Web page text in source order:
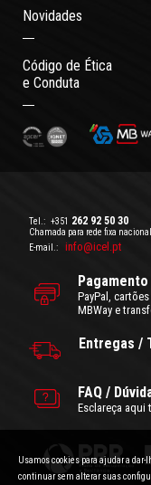
Novidades
Código de Ética
e Conduta
Tel.: +351 262 92 50 30
Chamada para rede fixa nacional
E-mail.:
info@icel.pt
PayPal,
MBWay e
Entregas /
FAQ /
Esclareça aqui
Usamos cookies para ajudar a
continuar sem alterar suas